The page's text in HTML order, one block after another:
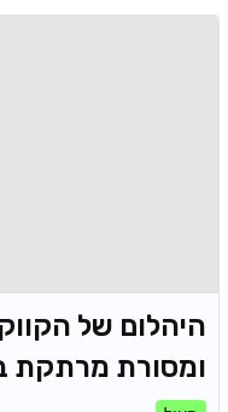
היהלום של
ומסורת מרתקת